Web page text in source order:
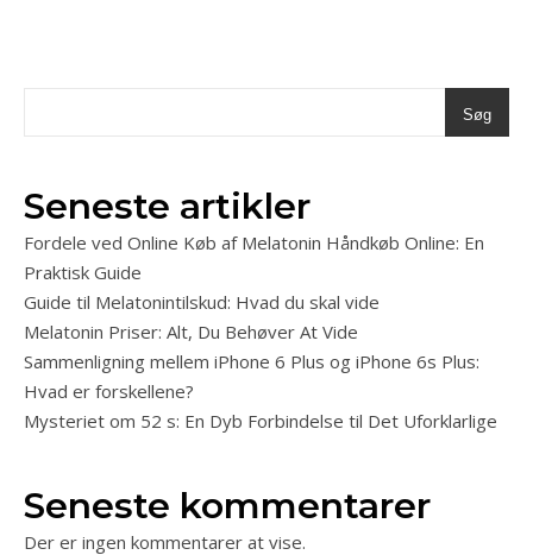
Søg
Seneste artikler
Fordele ved Online Køb af Melatonin Håndkøb Online: En
Praktisk Guide
Guide til Melatonintilskud: Hvad du skal vide
Melatonin Priser: Alt, Du Behøver At Vide
Sammenligning mellem iPhone 6 Plus og iPhone 6s Plus:
Hvad er forskellene?
Mysteriet om 52 s: En Dyb Forbindelse til Det Uforklarlige
Seneste kommentarer
Der er ingen kommentarer at vise.